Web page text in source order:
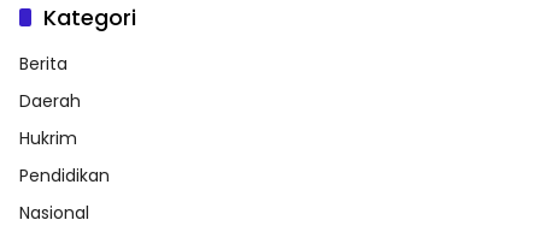
Kategori
Berita
Daerah
Hukrim
Pendidikan
Nasional